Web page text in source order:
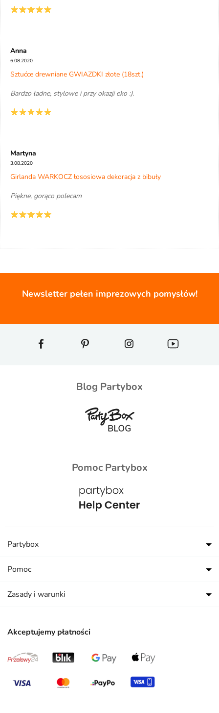
Anna
6.08.2020
Sztućce drewniane GWIAZDKI złote (18szt.)
Bardzo ładne, stylowe i przy okazji eko :).
Martyna
3.08.2020
Girlanda WARKOCZ łososiowa dekoracja z bibuły
Piękne, gorąco polecam
Newsletter pełen imprezowych pomysłów!
Blog Partybox
Pomoc Partybox
Akceptujemy płatności
Partybox
Pomoc
Zasady i warunki